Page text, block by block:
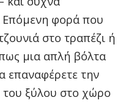
Επόμενη φορά που
στο τραπέζι ή
μια απλή βόλτα
επαναφέρετε την
του ξύλου στο χώρο